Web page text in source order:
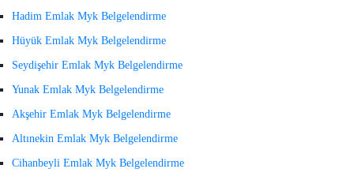
Hadim Emlak Myk Belgelendirme
Hüyük Emlak Myk Belgelendirme
Seydişehir Emlak Myk Belgelendirme
Yunak Emlak Myk Belgelendirme
Akşehir Emlak Myk Belgelendirme
Altınekin Emlak Myk Belgelendirme
Cihanbeyli Emlak Myk Belgelendirme